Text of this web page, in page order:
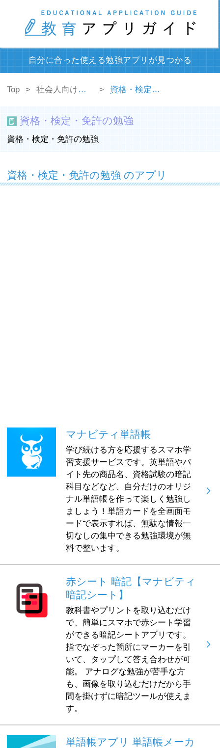
自分に合った使える勉強アプリが見つかる
Top 社会人向けの勉強アプリ 資格・検定・免許の勉強
資格・検定・免許の勉強
資格・検定・免許の勉強
資格・検定・免許の勉強 のアプリ
マナビティ単語帳
学び続ける方を応援するスマホ学
習支援サービスです。英単語やバ
イト先の商品名、資格試験の暗記
科目などなど、自分だけのオリジ
ナル単語帳を作って楽しく勉強し
ましょう！単語カードを全画面モ
ードで表示すれば、無駄な情報一
切なしの集中できる勉強環境が無
料で整います。
赤シート 暗記【マナビティ
暗記シート】
教科書やプリントを取り込むだけ
で、簡単にスマホで赤シート学習
ができる暗記シートアプリです。
指でなぞった箇所にマーカーを引
いて、タップして答え合わせが可
能。 アナログな勉強が苦手な方
も、画像を取り込むだけだから手
間を掛けずに暗記ツールが使えま
す。
単語帳アプリ 単語帳メーカ